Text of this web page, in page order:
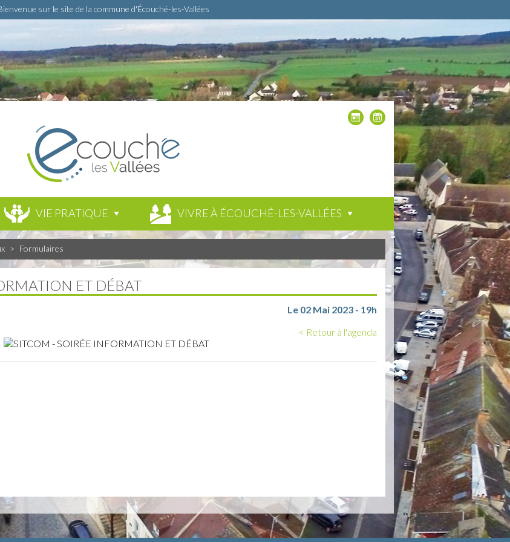
sur le site de la commune d'Écouché-les-Vallées
VIE PRATIQUE VIVRE À ÉCOUCHÉ-LES-VALLÉES
> Formulaires
ET DÉBAT
Le 02 Mai 2023 - 19h
< Retour à l'agenda